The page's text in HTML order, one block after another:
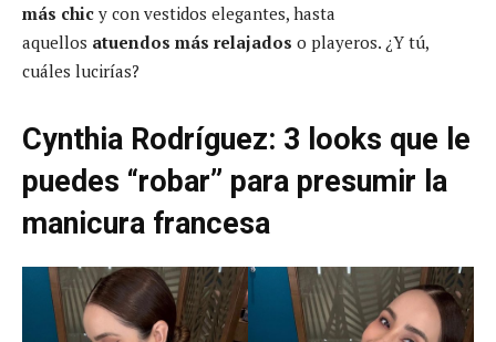
más chic y con vestidos elegantes, hasta
aquellos atuendos más relajados o playeros. ¿Y tú,
cuáles lucirías?
Cynthia Rodríguez: 3 looks que le
puedes “robar” para presumir la
manicura francesa